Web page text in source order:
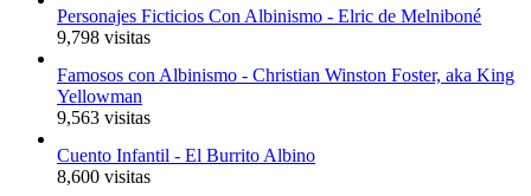
Personajes Ficticios Con Albinismo - Elric de Melniboné
9,798 visitas
Famosos con Albinismo - Christian Winston Foster, aka King
Yellowman
9,563 visitas
Cuento Infantil - El Burrito Albino
8,600 visitas